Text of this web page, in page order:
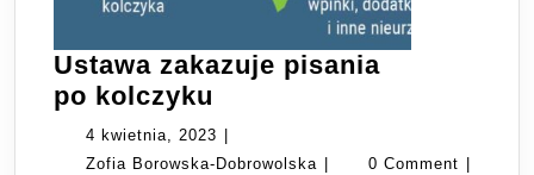
Ustawa zakazuje pisania
po kolczyku
zakazuje
pisania
4 kwietnia, 2023 4
kwietnia,
Zofia Borowska-Dobrowolska Zofia
0 Comment